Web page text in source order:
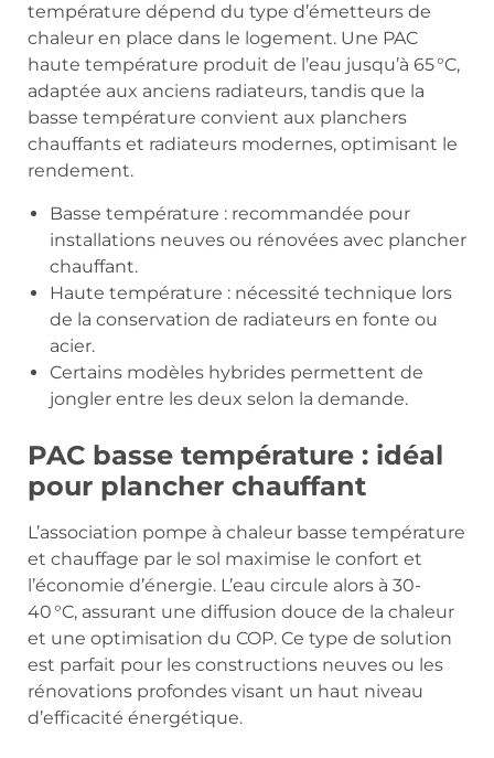
température dépend du type d’émetteurs de
chaleur en place dans le logement. Une PAC
haute température produit de l’eau jusqu’à 65 °C,
adaptée aux anciens radiateurs, tandis que la
basse température convient aux planchers
chauffants et radiateurs modernes, optimisant le
rendement.
Basse température : recommandée pour
installations neuves ou rénovées avec plancher
chauffant.
Haute température : nécessité technique lors
de la conservation de radiateurs en fonte ou
acier.
Certains modèles hybrides permettent de
jongler entre les deux selon la demande.
PAC basse température : idéal
pour plancher chauffant
L’association pompe à chaleur basse température
et chauffage par le sol maximise le confort et
l’économie d’énergie. L’eau circule alors à 30-
40 °C, assurant une diffusion douce de la chaleur
et une optimisation du COP. Ce type de solution
est parfait pour les constructions neuves ou les
rénovations profondes visant un haut niveau
d’efficacité énergétique.